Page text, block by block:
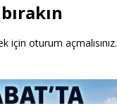
için oturum açmalısınız.